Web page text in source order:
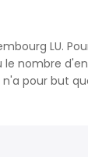
LU.
nombre
pour but